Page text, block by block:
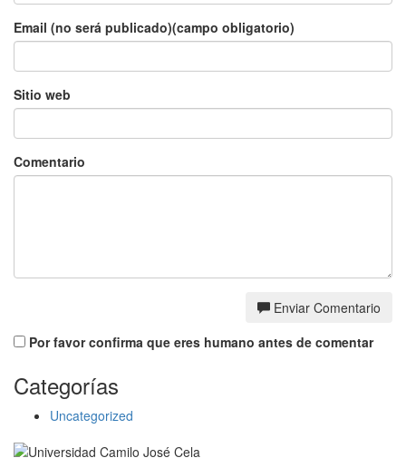
Email (no será publicado)(campo obligatorio)
Sitio web
Comentario
Enviar Comentario
Por favor confirma que eres humano antes de comentar
Categorías
Uncategorized